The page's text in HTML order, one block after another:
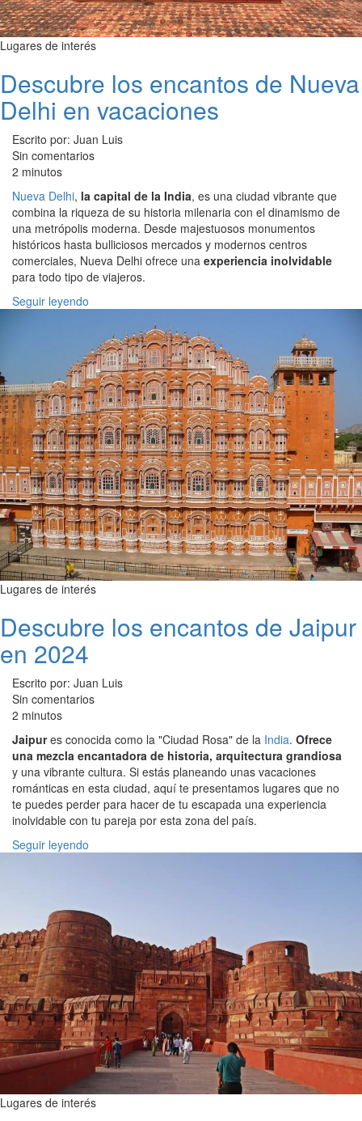
Lugares de interés
Descubre los encantos de Nueva
Delhi en vacaciones
Escrito por: Juan Luis
Sin comentarios
2 minutos
Nueva Delhi, la capital de la India, es una ciudad vibrante que
combina la riqueza de su historia milenaria con el dinamismo de
una metrópolis moderna. Desde majestuosos monumentos
históricos hasta bulliciosos mercados y modernos centros
comerciales, Nueva Delhi ofrece una experiencia inolvidable
para todo tipo de viajeros.
Seguir leyendo
Lugares de interés
Descubre los encantos de Jaipur
en 2024
Escrito por: Juan Luis
Sin comentarios
2 minutos
Jaipures conocida como la "Ciudad Rosa" de la India. Ofrece
una mezcla encantadora de historia, arquitectura grandiosa
y una vibrante cultura. Si estás planeando unas vacaciones
románticas en esta ciudad, aquí te presentamos lugares que no
te puedes perder para hacer de tu escapada una experiencia
inolvidable con tu pareja por esta zona del país.
Seguir leyendo
Lugares de interés